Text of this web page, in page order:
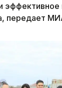
эффективное
передает